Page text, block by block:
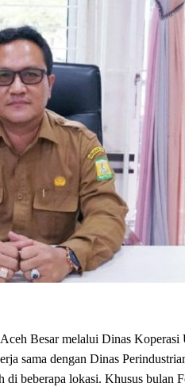
Besar melalui Dinas
sama dengan Dinas
di beberapa lokasi. Khusus bulan